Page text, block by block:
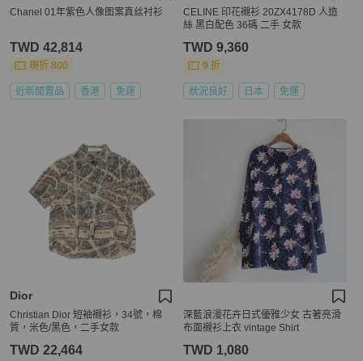
Chanel 01年紫色人像图案真丝衬衫
TWD 42,814
現折 800
近新閒置品 香港 免運
CELINE 印花襯衫 20ZX4178D 人造
絲 黑白配色 36碼 二手 女款
TWD 9,360
9 折
狀況良好 日本 免運
Dior
Christian Dior 短袖襯衫，34號，棉
質，米色/黑色，二手女款
TWD 22,464
深藍浪漫花卉日式優雅少女 古著亮滑
布面襯衫上衣 vintage Shirt
TWD 1,080